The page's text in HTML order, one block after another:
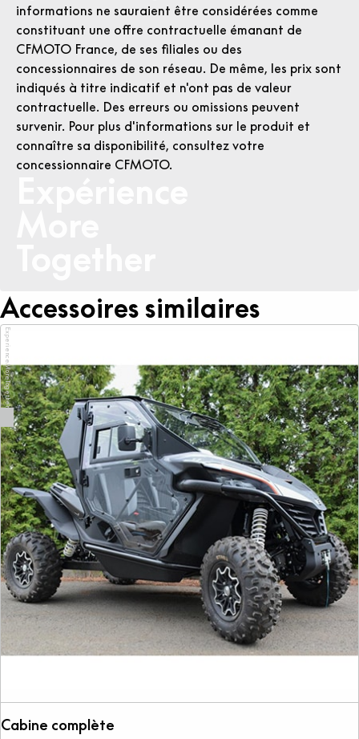
informations ne sauraient être considérées comme
constituant une offre contractuelle émanant de
CFMOTO France, de ses filiales ou des
concessionnaires de son réseau. De même, les prix sont
indiqués à titre indicatif et n'ont pas de valeur
contractuelle. Des erreurs ou omissions peuvent
survenir. Pour plus d'informations sur le produit et
connaître sa disponibilité, consultez votre
concessionnaire CFMOTO.
Accessoires similaires
ExperienceMoreTogether
Cabine complète